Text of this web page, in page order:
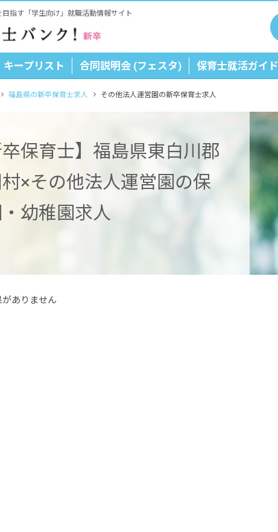
指す「学生向け」就職活動情報サイト
キープリスト 合同説明会 (フェスタ) 保育士就活ガイド
福島県の新卒保育士求人 その他法人運営園の新卒保育士求人
卒保育士】福島県東白川郡
×その他法人運営園の保
幼稚園求人
ありません